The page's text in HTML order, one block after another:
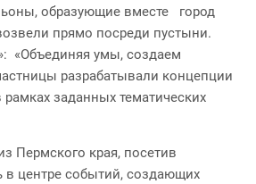
образующие вместе город
прямо посреди пустыни.
«Объединяя умы, создаем
разрабатывали концепции
заданных тематических
Пермского края, посетив
в центре событий, создающих